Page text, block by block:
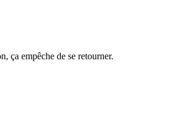
ça empêche de se retourner.